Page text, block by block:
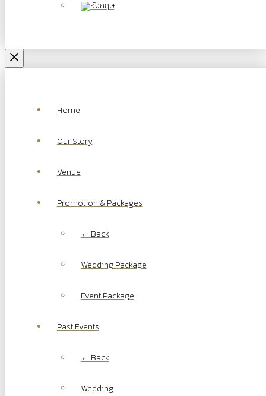
Home
Our Story
Venue
Promotion & Packages
← Back
Wedding Package
Event Package
Past Events
← Back
Wedding